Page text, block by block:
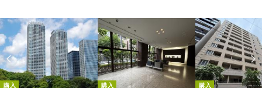
購入 購入 購入